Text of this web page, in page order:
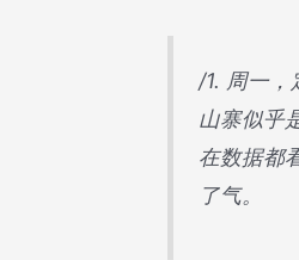
/1. 周一
山寨似乎
在数据都
了气。